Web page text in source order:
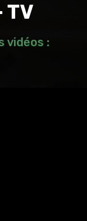
TV
vidéos :